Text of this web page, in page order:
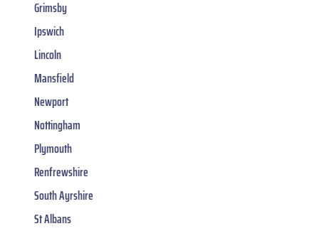
Grimsby
Ipswich
Lincoln
Mansfield
Newport
Nottingham
Plymouth
Renfrewshire
South Ayrshire
St Albans